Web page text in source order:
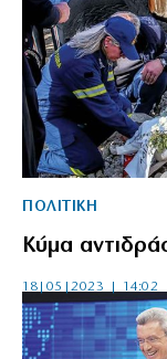
ΠΟΛΙΤΙΚΗ
Κύμα
18|05|2023 | 14:02